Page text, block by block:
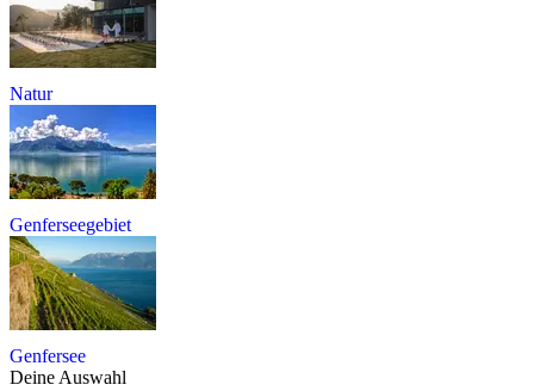
Natur
Genferseegebiet
Genfersee
Deine Auswahl